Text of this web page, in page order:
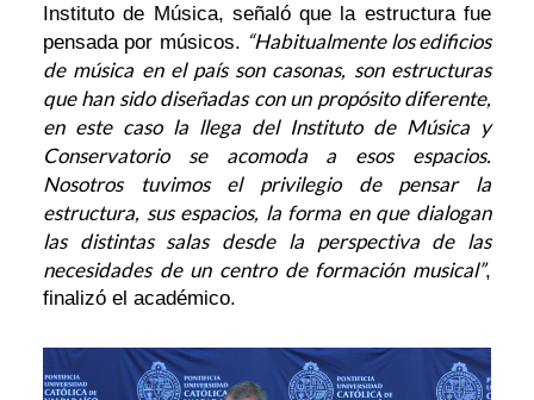
Instituto de Música, señaló que la estructura fue
pensada por músicos. “Habitualmente los edificios
de música en el país son casonas, son estructuras
que han sido diseñadas con un propósito diferente,
en este caso la llega del Instituto de Música y
Conservatorio se acomoda a esos espacios.
Nosotros tuvimos el privilegio de pensar la
estructura, sus espacios, la forma en que dialogan
las distintas salas desde la perspectiva de las
necesidades de un centro de formación musical”,
finalizó el académico.